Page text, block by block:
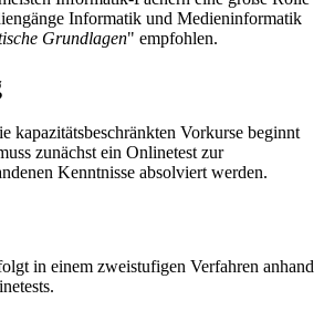
Informatik und Medieninformatik
Grundlagen" empfohlen.
kapazitätsbeschränkten Vorkurse beginnt
zunächst ein Onlinetest zur
Kenntnisse absolviert werden.
in einem zweistufigen Verfahren anhand